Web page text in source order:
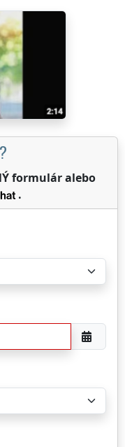
formulár alebo
.